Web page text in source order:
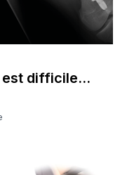
est difficile...